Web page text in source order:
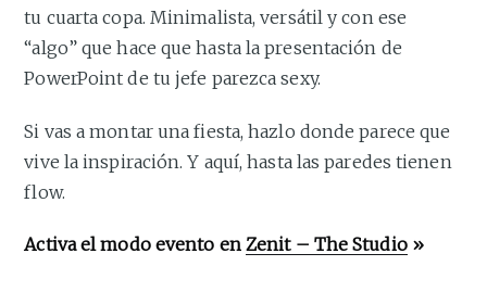
tu cuarta copa. Minimalista, versátil y con ese
“algo” que hace que hasta la presentación de
PowerPoint de tu jefe parezca sexy.
Si vas a montar una fiesta, hazlo donde parece que
vive la inspiración. Y aquí, hasta las paredes tienen
flow.
Activa el modo evento en Zenit – The Studio»